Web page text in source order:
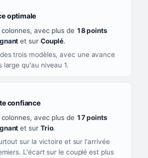
optimale, couleur mauve
avec plus de 18 points
et sur Couplé.
trois modèles, avec une avance
large qu'au niveau 1.
confiance, couleur beige
avec plus de 17 points
et sur Trio.
sur la victoire et sur l'arrivée
L'écart sur le couplé est plus